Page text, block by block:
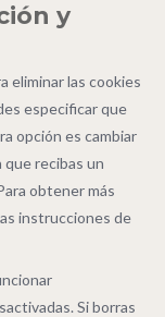
y
eliminar las cookies
especificar que
opción es cambiar
recibas un
obtener más
instrucciones de
Si borras